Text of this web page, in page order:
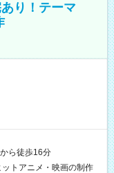
り！テーマ
ら徒歩16分
トアニメ・映画の制作